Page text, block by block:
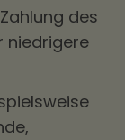
des
niedrigere